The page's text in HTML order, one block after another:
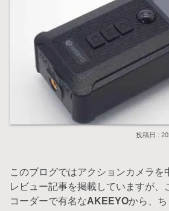
このブログではアクションカメラを
レビュー記事を掲載していますが、
コーダーで有名なAKEEYOから、